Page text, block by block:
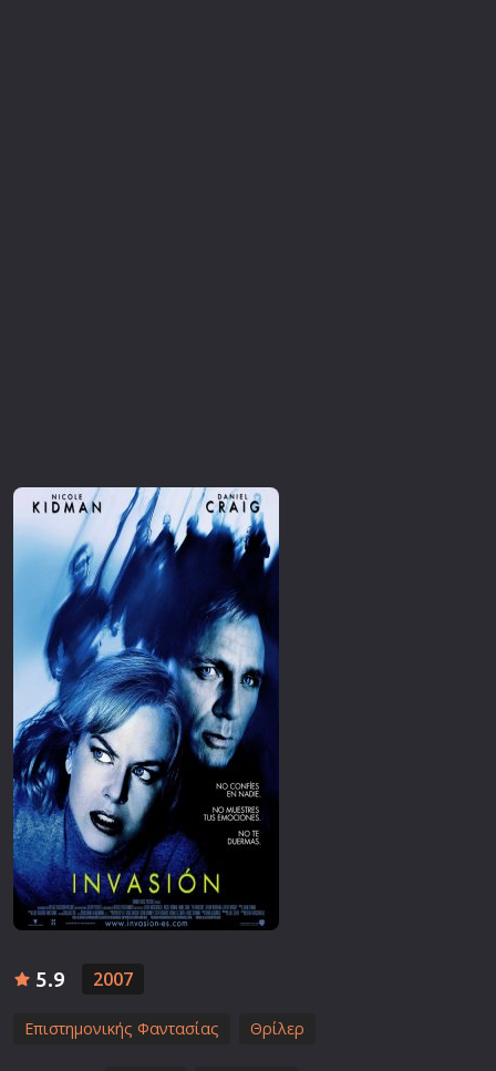
5.9 2007
Επιστημονικής Φαντασίας Θρίλερ